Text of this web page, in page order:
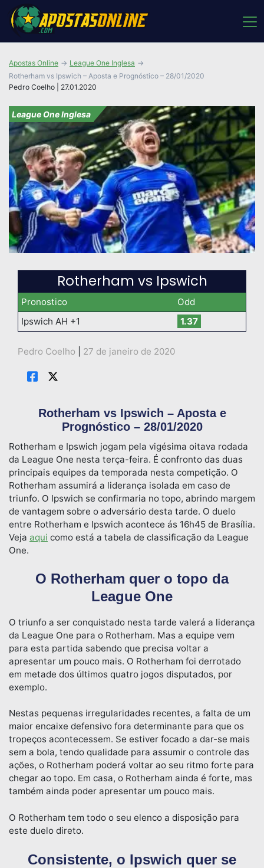
Pedro Coelho | 27.01.2020
Apostas Online
League One Inglesa
Rotherham vs Ipswich – Aposta e Prognóstico – 28/01/2020
League One Inglesa
Rotherham vs Ipswich
Pronostico
Odd
Ipswich AH +1
1.37
Pedro Coelho 27 de janeiro de 2020
Rotherham vs Ipswich – Aposta e
Prognóstico – 28/01/2020
Rotherham e Ipswich jogam pela vigésima oitava rodada
da League One nesta terça-feira. É confronto das duas
principais equipes da temporada nesta competição. O
Rotherham assumirá a liderança isolada em caso de
triunfo. O Ipswich se confirmaria no topo, abrindo margem
de vantagem sobre o adversário desta tarde. O duelo
entre Rotherham e Ipswich acontece ás 16h45 de Brasília.
Veja aqui como está a tabela de classificação da League
One.
O Rotherham quer o topo da
League One
O triunfo a ser conquistado nesta tarde valerá a liderança
da League One para o Rotherham. Mas a equipe vem
para esta partida sabendo que precisa voltar a
apresentar um pouco mais. O Rotherham foi derrotado
em metade dos últimos quatro jogos disputados, por
exemplo.
Nestas pequenas irregularidades recentes, a falta de um
maior encaixe defensivo fora determinante para que os
tropeços acontecessem. Se estiver focado a dar-se mais
sem a bola, tendo qualidade para assumir o controle das
ações, o Rotherham poderá voltar ao seu ritmo forte para
chegar ao topo. Em casa, o Rotherham ainda é forte, mas
também ainda poder apresentar um pouco mais.
O Rotherham tem todo o seu elenco a disposição para
este duelo direto.
Consistente, o Ipswich quer se